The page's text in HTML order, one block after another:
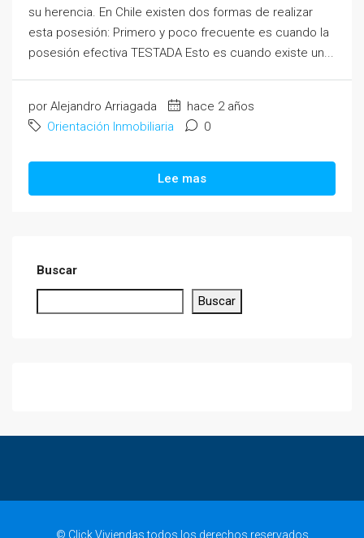
su herencia. En Chile existen dos formas de realizar
esta posesión: Primero y poco frecuente es cuando la
posesión efectiva TESTADA Esto es cuando existe un...
por Alejandro Arriagada
hace 2 años
Orientación Inmobiliaria
0
Lee mas
Buscar
Buscar
© Click Viviendas todos los derechos reservados